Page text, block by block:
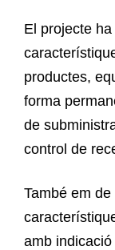
El projecte
productes,
forma
de
control de
També em
amb